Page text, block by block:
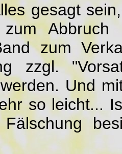
gesagt
zum
zum
zzgl.
Und
so leicht...